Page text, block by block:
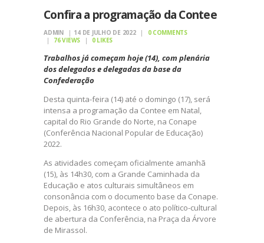
Confira a programação da Contee
ADMIN 14 DE JULHO DE 2022 0 COMMENTS
76VIEWS 0 LIKES
Trabalhos já começam hoje (14), com plenária
dos delegados e delegadas da base da
Confederação
Desta quinta-feira (14) até o domingo (17), será
intensa a programação da Contee em Natal,
capital do Rio Grande do Norte, na Conape
(Conferência Nacional Popular de Educação)
2022.
As atividades começam oficialmente amanhã
(15), às 14h30, com a Grande Caminhada da
Educação e atos culturais simultâneos em
consonância com o documento base da Conape.
Depois, às 16h30, acontece o ato político-cultural
de abertura da Conferência, na Praça da Árvore
de Mirassol.